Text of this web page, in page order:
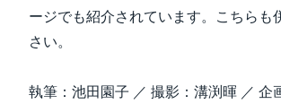
ージでも紹介されています。こちらも
さい。
執筆：池田園子 ／ 撮影：溝渕暉 ／ 企